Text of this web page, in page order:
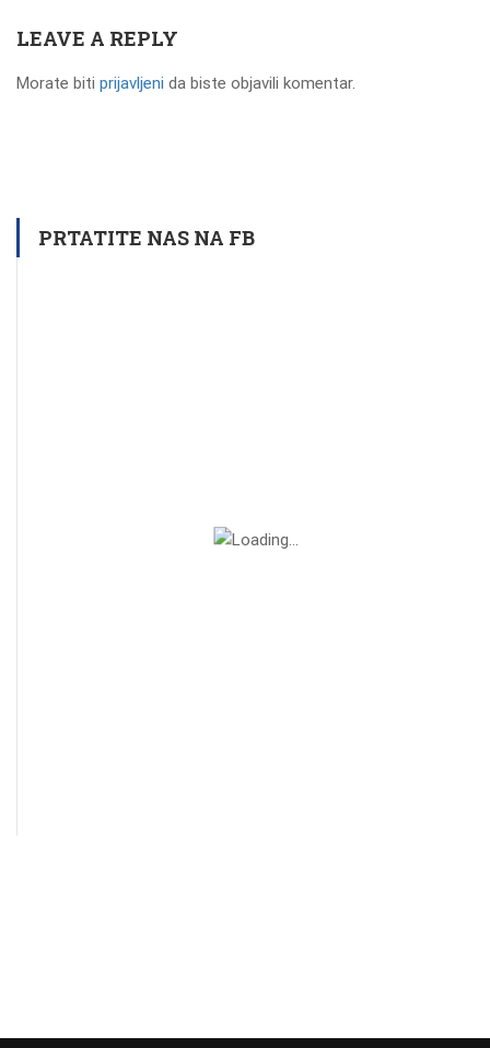
LEAVE A REPLY
Morate biti prijavljeni da biste objavili komentar.
PRTATITE NAS NA FB